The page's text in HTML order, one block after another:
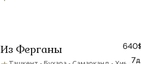
Из Ферганы 640$
7д.